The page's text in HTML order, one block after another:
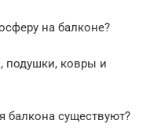
на балконе?
подушки, ковры и
балкона существуют?